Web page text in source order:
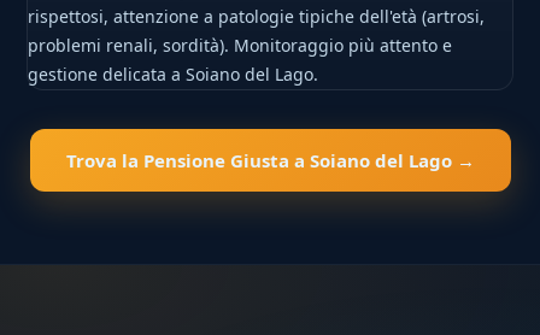
rispettosi, attenzione a patologie tipiche dell'età (artrosi,
problemi renali, sordità). Monitoraggio più attento e
gestione delicata a Soiano del Lago.
Trova la Pensione Giusta a Soiano del Lago →